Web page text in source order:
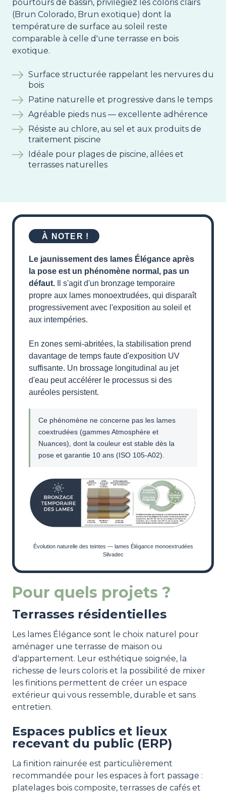
pourtours de bassin, privilégiez les coloris clairs
(Brun Colorado, Brun exotique) dont la
température de surface au soleil reste
comparable à celle d'une terrasse en bois
exotique.
Surface structurée rappelant les nervures du
bois
Patine naturelle et progressive dans le temps
Agréable pieds nus — excellente adhérence
Résiste au chlore, au sel et aux produits de
traitement piscine
Idéale pour plages de piscine, allées et
terrasses naturelles
À NOTER !
Le jaunissement des lames Élégance après
la pose est un phénomène normal, pas un
défaut. Il s'agit d'un bronzage temporaire
propre aux lames monoextrudées, qui disparaît
progressivement avec l'exposition au soleil et
aux intempéries.
En zones semi-abritées, la stabilisation prend
davantage de temps faute d'exposition UV
suffisante. Un brossage longitudinal au jet
d'eau peut accélérer le processus si des
auréoles persistent.
Ce phénomène ne concerne pas les lames
coextrudées (gammes Atmosphère et
Nuances), dont la couleur est stable dès la
pose et garantie 10 ans (ISO 105-A02).
Évolution naturelle des teintes — lames Élégance monoextrudées
Silvadec
Pour quels projets ?
Terrasses résidentielles
Les lames Élégance sont le choix naturel pour
aménager une terrasse de maison ou
d'appartement. Leur esthétique soignée, la
richesse de leurs coloris et la possibilité de mixer
les finitions permettent de créer un espace
extérieur qui vous ressemble, durable et sans
entretien.
Espaces publics et lieux
recevant du public (ERP)
La finition rainurée est particulièrement
recommandée pour les espaces à fort passage :
platelages bois composite, terrasses de cafés et